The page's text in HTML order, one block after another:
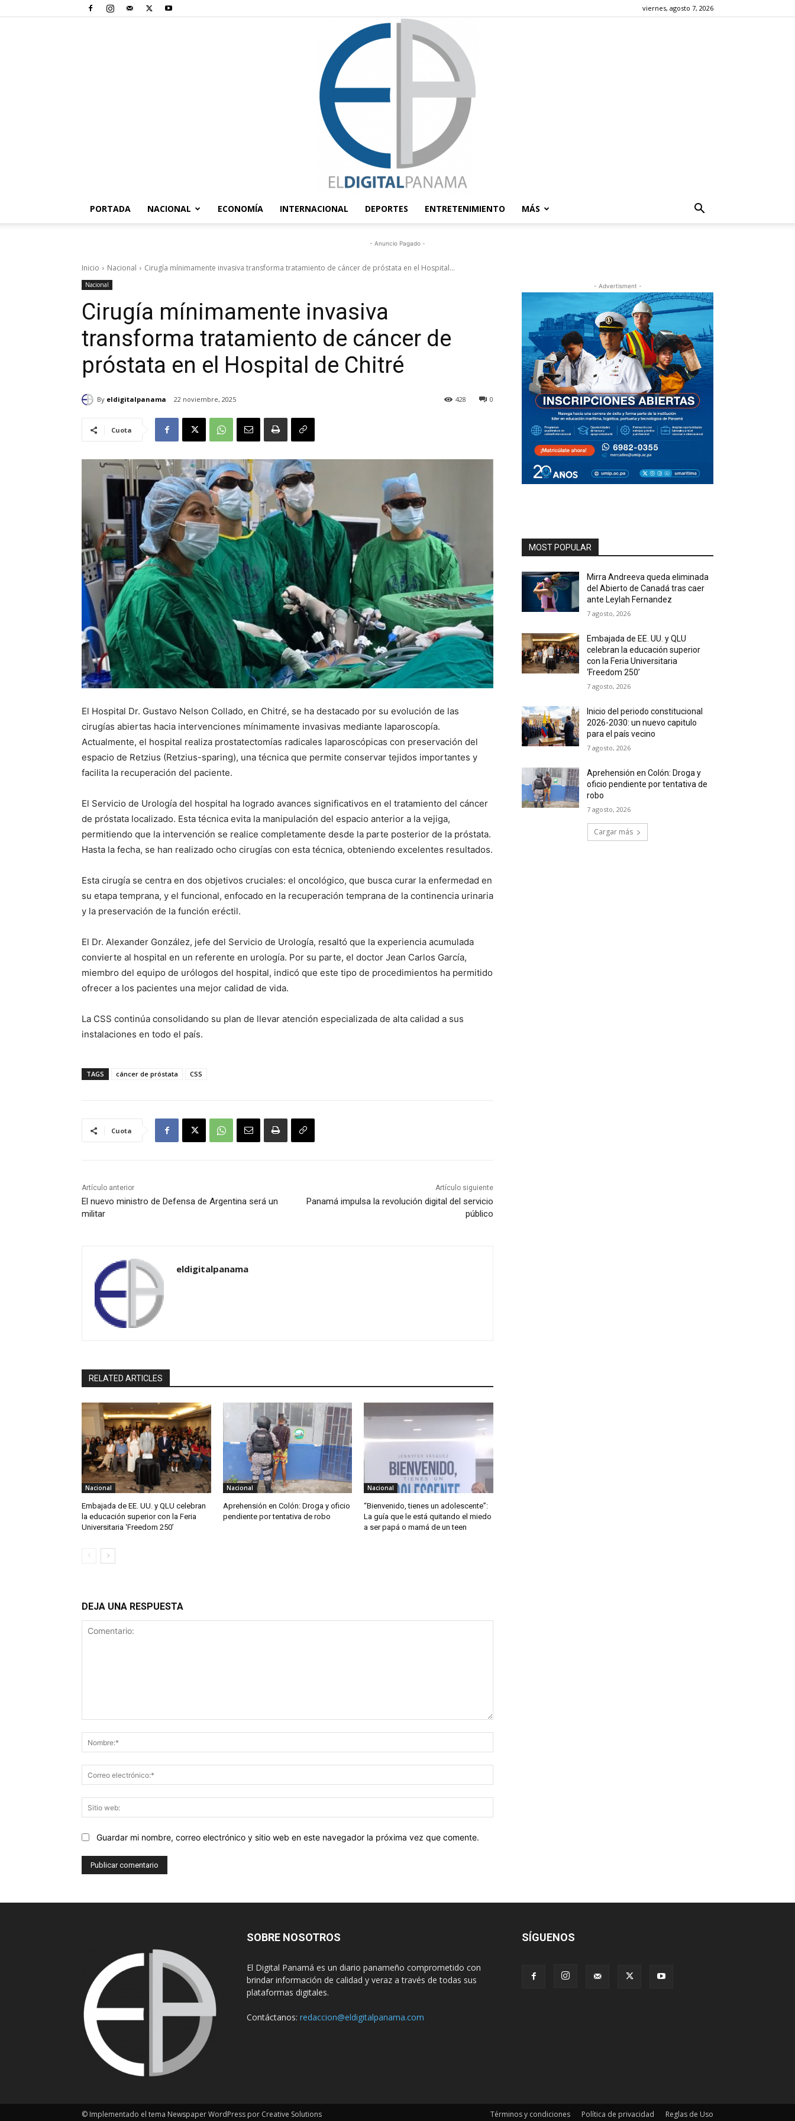
viernes, agosto 7, 2026
PORTADA NACIONAL ECONOMÍA INTERNACIONAL DEPORTES ENTRETENIMIENTO MÁS
- Anuncio Pagado -
Inicio Nacional Cirugía mínimamente invasiva transforma tratamiento de cáncer de próstata en el Hospital...
Nacional
Cirugía mínimamente invasiva
transforma tratamiento de cáncer de
próstata en el Hospital de Chitré
By eldigitalpanama 22 noviembre, 2025 0
428
Cuota
El Hospital Dr. Gustavo Nelson Collado, en Chitré, se ha destacado por su evolución de las
cirugías abiertas hacia intervenciones mínimamente invasivas mediante laparoscopía.
Actualmente, el hospital realiza prostatectomías radicales laparoscópicas con preservación del
espacio de Retzius (Retzius-sparing), una técnica que permite conservar tejidos importantes y
facilita la recuperación del paciente.
El Servicio de Urología del hospital ha logrado avances significativos en el tratamiento del cáncer
de próstata localizado. Esta técnica evita la manipulación del espacio anterior a la vejiga,
permitiendo que la intervención se realice completamente desde la parte posterior de la próstata.
Hasta la fecha, se han realizado ocho cirugías con esta técnica, obteniendo excelentes resultados.
Esta cirugía se centra en dos objetivos cruciales: el oncológico, que busca curar la enfermedad en
su etapa temprana, y el funcional, enfocado en la recuperación temprana de la continencia urinaria
y la preservación de la función eréctil.
El Dr. Alexander González, jefe del Servicio de Urología, resaltó que la experiencia acumulada
convierte al hospital en un referente en urología. Por su parte, el doctor Jean Carlos García,
miembro del equipo de urólogos del hospital, indicó que este tipo de procedimientos ha permitido
ofrecer a los pacientes una mejor calidad de vida.
La CSS continúa consolidando su plan de llevar atención especializada de alta calidad a sus
instalaciones en todo el país.
TAGS cáncer de próstata CSS
Cuota
Artículo anterior
El nuevo ministro de Defensa de Argentina será un
militar
Artículo siguiente
Panamá impulsa la revolución digital del servicio
público
eldigitalpanama
RELATED ARTICLES
Nacional
Embajada de EE. UU. y QLU celebran
la educación superior con la Feria
Universitaria ‘Freedom 250’
Nacional
Aprehensión en Colón: Droga y oficio
pendiente por tentativa de robo
Nacional
“Bienvenido, tienes un adolescente”:
La guía que le está quitando el miedo
a ser papá o mamá de un teen
DEJA UNA RESPUESTA
electrónico:*
web:
Guardar mi nombre, correo electrónico y sitio web en este navegador la próxima vez que comente.
- Advertisment -
MOST POPULAR
Mirra Andreeva queda eliminada
del Abierto de Canadá tras caer
ante Leylah Fernandez
7 agosto, 2026
Embajada de EE. UU. y QLU
celebran la educación superior
con la Feria Universitaria
‘Freedom 250’
7 agosto, 2026
Inicio del periodo constitucional
2026-2030: un nuevo capitulo
para el país vecino
7 agosto, 2026
Aprehensión en Colón: Droga y
oficio pendiente por tentativa de
robo
7 agosto, 2026
Cargar más
SOBRE NOSOTROS
El Digital Panamá es un diario panameño comprometido con
brindar información de calidad y veraz a través de todas sus
plataformas digitales.
Contáctanos: redaccion@eldigitalpanama.com
SÍGUENOS
Términos y condiciones Política de privacidad Reglas de Uso
© Implementado el tema Newspaper WordPress por Creative Solutions